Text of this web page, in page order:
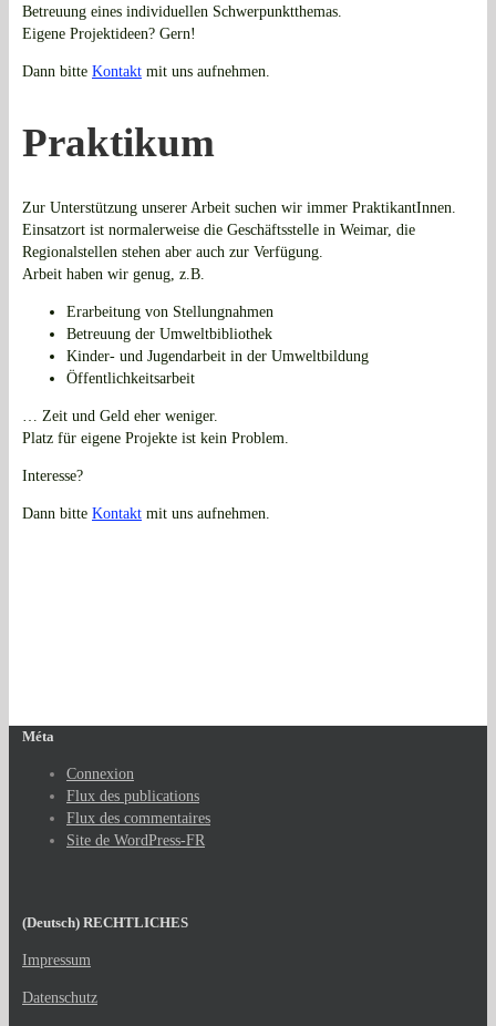
Betreuung eines individuellen Schwerpunktthemas.
Eigene Projektideen? Gern!
Dann bitte Kontakt mit uns aufnehmen.
Praktikum
Zur Unterstützung unserer Arbeit suchen wir immer PraktikantInnen.
Einsatzort ist normalerweise die Geschäftsstelle in Weimar, die
Regionalstellen stehen aber auch zur Verfügung.
Arbeit haben wir genug, z.B.
Erarbeitung von Stellungnahmen
Betreuung der Umweltbibliothek
Kinder- und Jugendarbeit in der Umweltbildung
Öffentlichkeitsarbeit
… Zeit und Geld eher weniger.
Platz für eigene Projekte ist kein Problem.
Interesse?
Dann bitte Kontakt mit uns aufnehmen.
Méta
Connexion
Flux des publications
Flux des commentaires
Site de WordPress-FR
(Deutsch) RECHTLICHES
Impressum
Datenschutz